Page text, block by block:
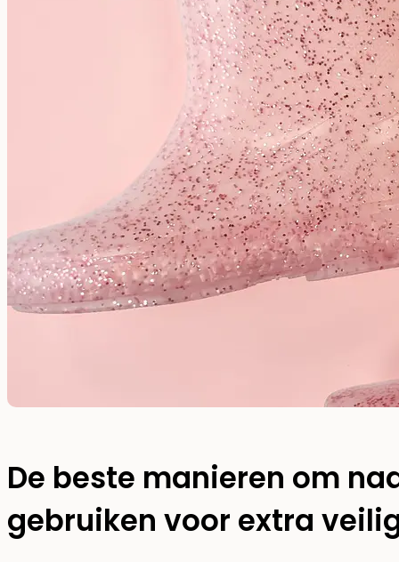
De beste manieren om
gebruiken voor extra